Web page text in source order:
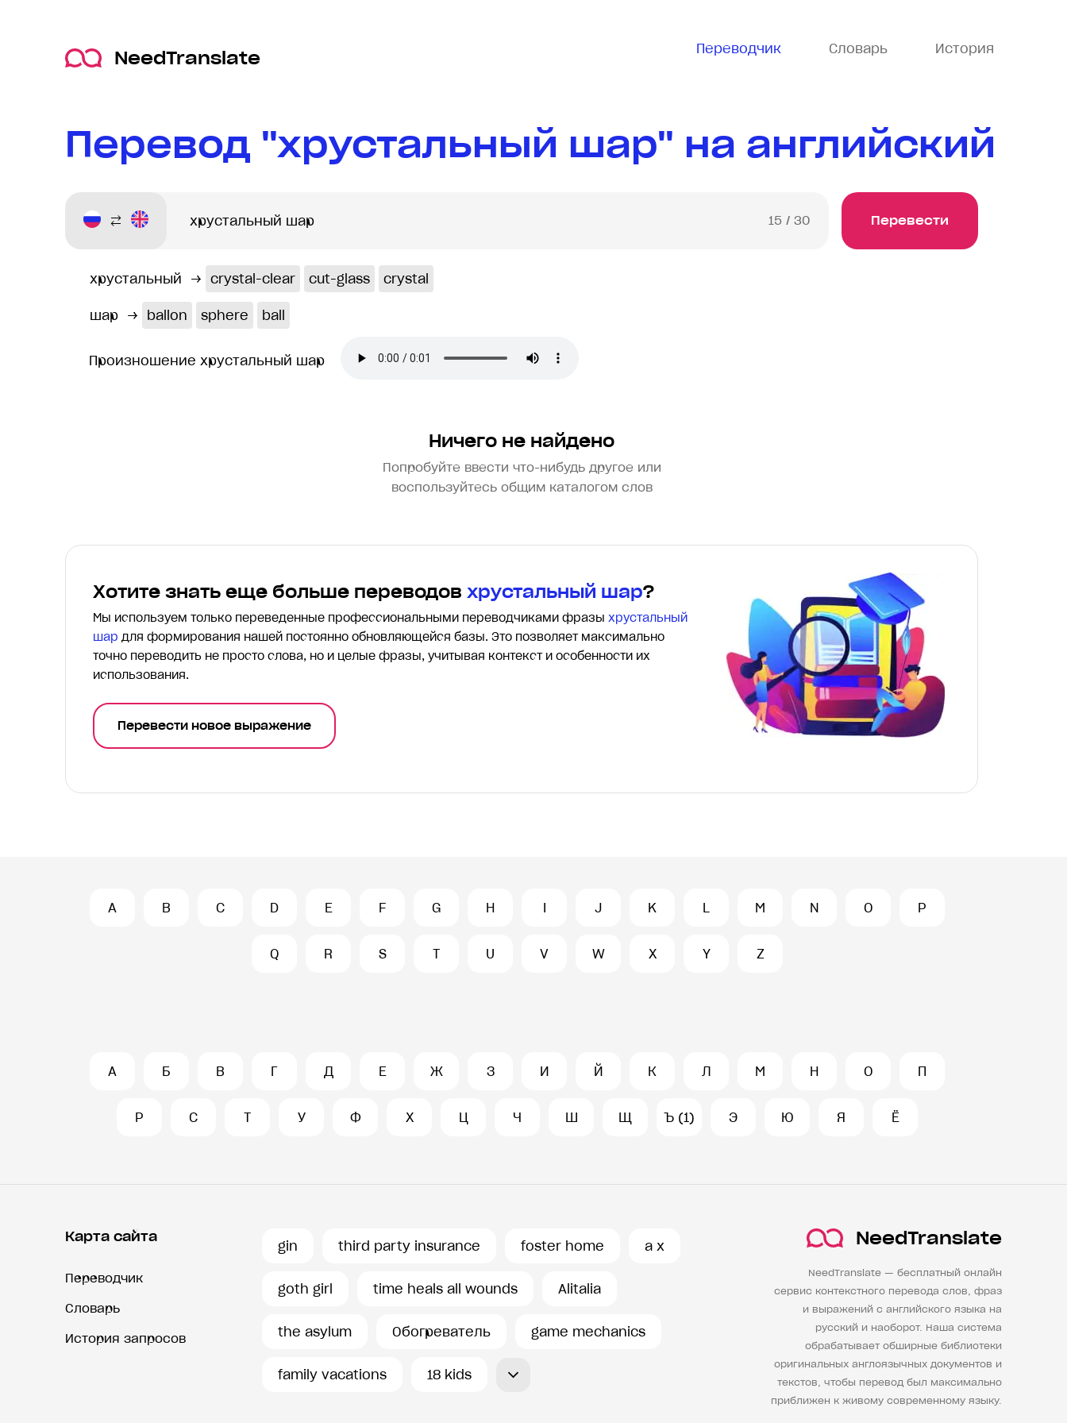
NeedTranslate Переводчик Словарь История
Перевод "хрустальный шар" на английский
15 / 30 Перевести
хрустальный → crystal-clear cut-glass crystal
шар → ballon sphere ball
Произношение хрустальный шар
Ничего не найдено
Попробуйте ввести что-нибудь другое или
воспользуйтесь общим каталогом слов
Хотите знать еще больше переводов хрустальный шар?
Мы используем только переведенные профессиональными переводчиками фразы хрустальный
шар для формирования нашей постоянно обновляющейся базы. Это позволяет максимально
точно переводить не просто слова, но и целые фразы, учитывая контекст и особенности их
использования.
Перевести новое выражение
A B C D E F G H I J K L M N O P
Q R S T U V W X Y Z
А Б В Г Д Е Ж З И Й К Л М Н О П
Р С Т У Ф Х Ц Ч Ш Щ Ъ (1) Э Ю Я Ё
Карта сайта
Переводчик
Словарь
История запросов
gin third party insurance foster home a x
goth girl time heals all wounds Alitalia
the asylum Обогреватель game mechanics
family vacations 18 kids
NeedTranslate
NeedTranslate — бесплатный онлайн
сервис контекстного перевода слов, фраз
и выражений с английского языка на
русский и наоборот. Наша система
обрабатывает обширные библиотеки
оригинальных англоязычных документов и
текстов, чтобы перевод был максимально
приближен к живому современному языку.